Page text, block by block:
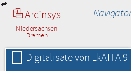
Arcinsys
Niedersachsen
Bremen
Navigator
Digitalisate von LkAH A 9